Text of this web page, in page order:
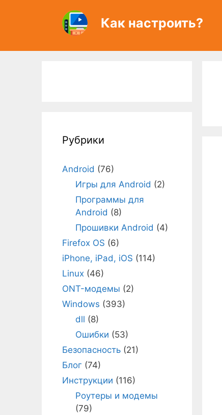
Как настроить?
Рубрики
Android (76)
Игры для Android (2)
Программы для
Android (8)
Прошивки Android (4)
Firefox OS (6)
iPhone, iPad, iOS (114)
Linux (46)
ONT-модемы (2)
Windows (393)
dll (8)
Ошибки (53)
Безопасность (21)
Блог (74)
Инструкции (116)
Роутеры и модемы
(79)